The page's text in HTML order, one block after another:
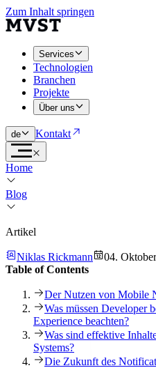
Zum Inhalt springen
Services
Technologien
Branchen
Projekte
Über uns
de Kontakt
Home
Blog
Artikel
Niklas Rickmann 04.
Table of Contents
Der Nutzen von Mobile
Was müssen Developer
Experience beachten?
Was sind effektive
Systems?
Die Zukunft des